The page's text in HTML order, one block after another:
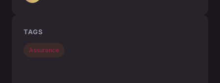
TAGS
Assurance